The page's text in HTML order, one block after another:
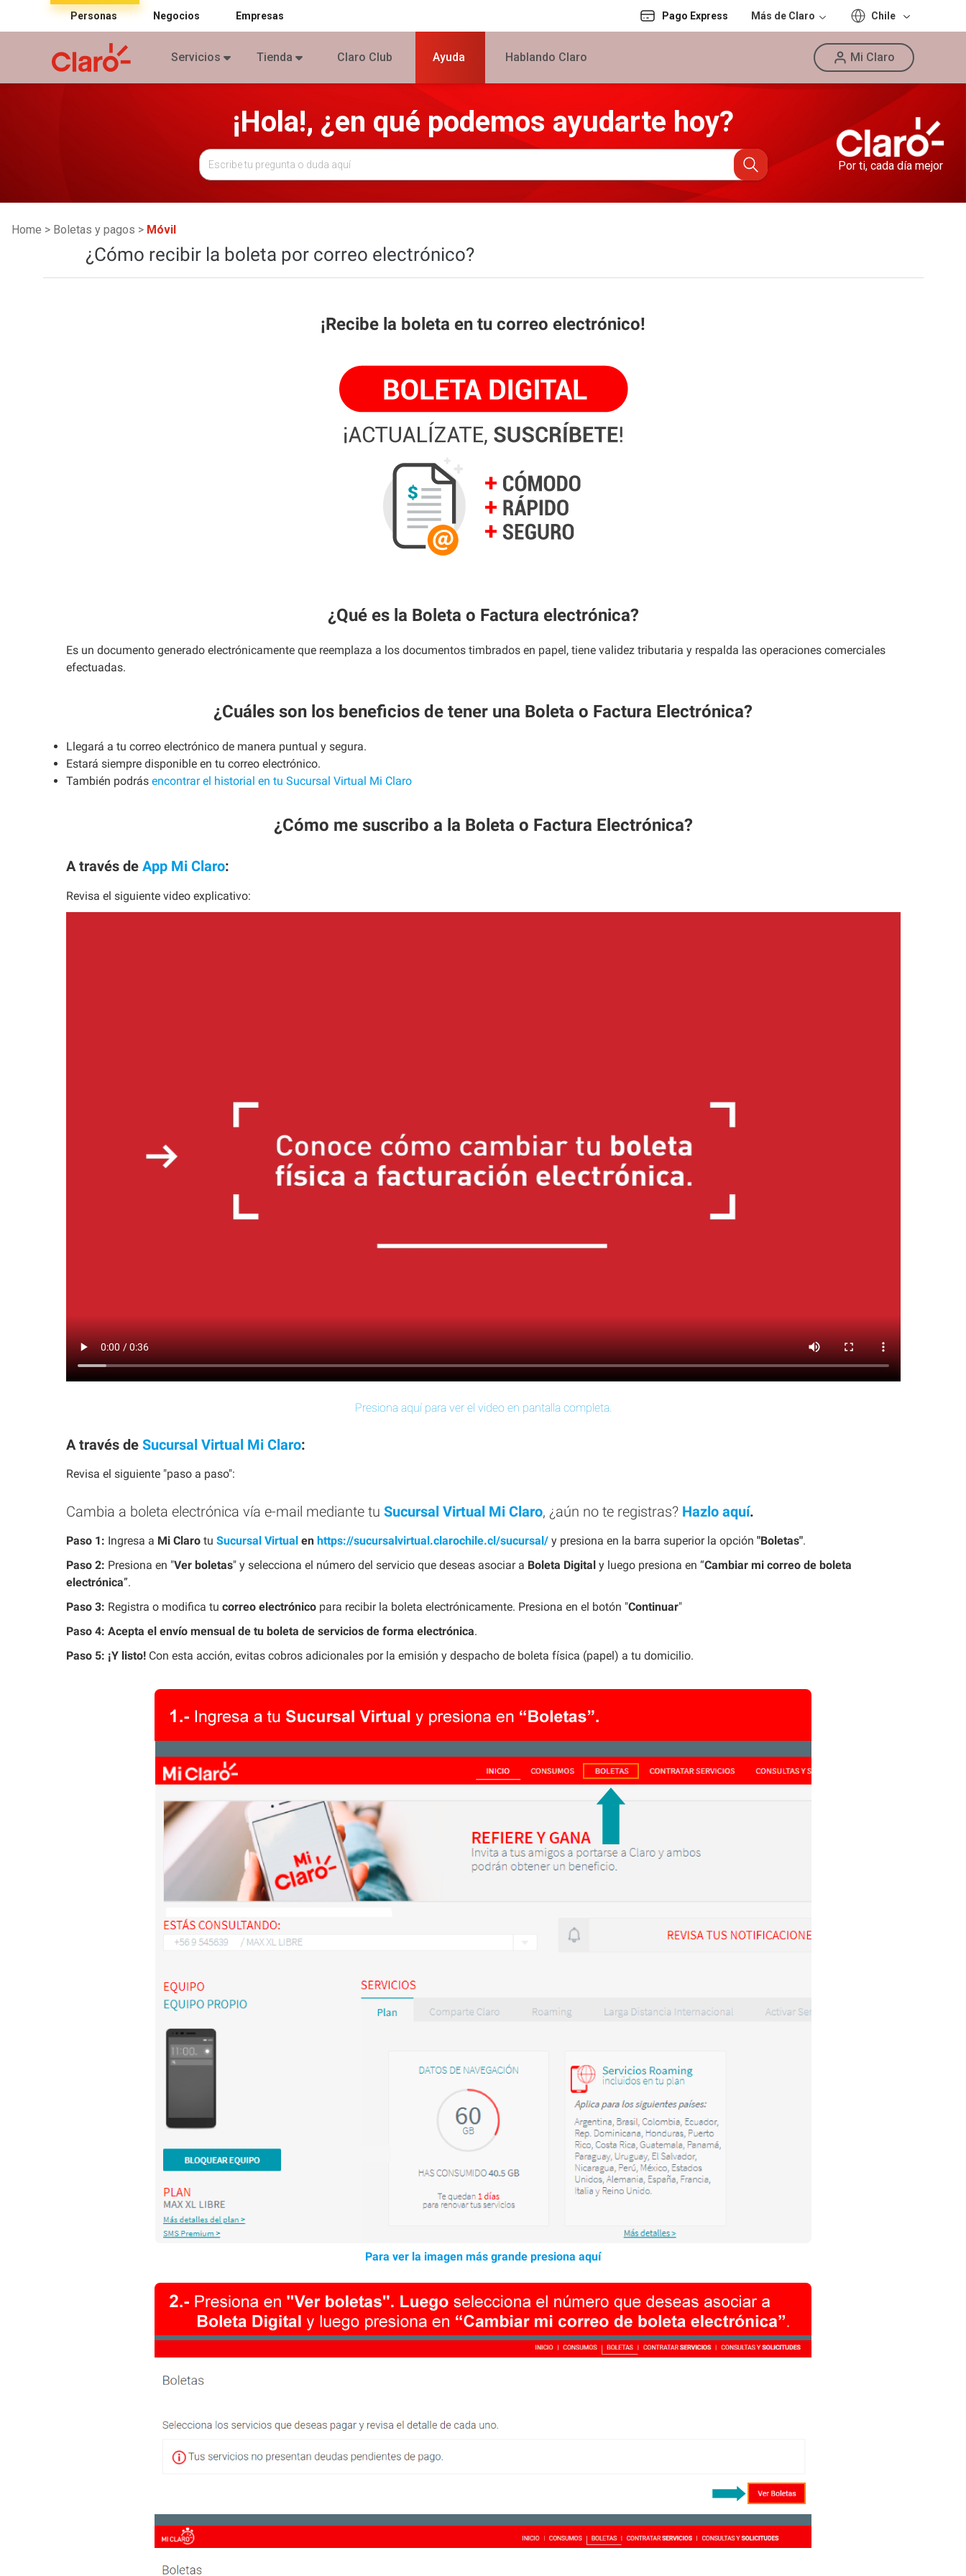
Personas Negocios Empresas Pago Express Más de Claro Chile
Servicios Tienda Claro Club Ayuda Hablando Claro Mi Claro
¡Hola!, ¿en qué podemos ayudarte hoy?
Por ti, cada día mejor
Home Boletas y pagos Móvil
¿Cómo recibir la boleta por correo electrónico?
¡Recibe la boleta en tu correo electrónico!
¿Qué es la Boleta o Factura electrónica?
Es un documento generado electrónicamente que reemplaza a los documentos timbrados en papel, tiene validez tributaria y respalda las operaciones comerciales
efectuadas.
¿Cuáles son los beneficios de tener una Boleta o Factura Electrónica?
Llegará a tu correo electrónico de manera puntual y segura.
Estará siempre disponible en tu correo electrónico.
También podrás encontrar el historial en tu Sucursal Virtual Mi Claro
¿Cómo me suscribo a la Boleta o Factura Electrónica?
A través de App Mi Claro:
Revisa el siguiente video explicativo:
Presiona aquí para ver el video en pantalla completa.
A través de Sucursal Virtual Mi Claro:
Revisa el siguiente "paso a paso":
Cambia a boleta electrónica vía e-mail mediante tu Sucursal Virtual Mi Claro, ¿aún no te registras? Hazlo aquí.
Paso 1: Ingresa a Mi Clarotu Sucursal Virtual en https://sucursalvirtual.clarochile.cl/sucursal/y presiona en la barra superior la opción "Boletas".
Paso 2: Presiona en "Ver boletas" y selecciona el número del servicio que deseas asociar a Boleta Digital y luego presiona en “Cambiar mi correo de boleta
electrónica”.
Paso 3: Registra o modifica tu correo electrónicopara recibir la boleta electrónicamente. Presiona en el botón "Continuar"
Paso 4: Acepta el envío mensual de tu boleta de servicios de forma electrónica.
Paso 5: ¡Y listo!Con esta acción, evitas cobros adicionales por la emisión y despacho de boleta física (papel) a tu domicilio.
Para ver la imagen más grande presiona aquí